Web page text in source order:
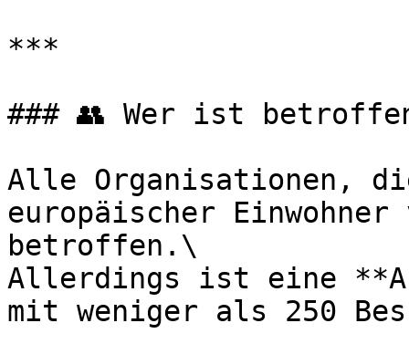
***
### 👥 Wer ist
Alle Organisationen,
europäischer
betroffen.\
Allerdings ist eine
mit weniger als 250